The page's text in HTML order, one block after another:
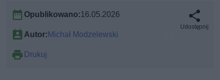
Opublikowano:16.05.2026
Autor:Michał Modzelewski
Drukuj
Udostępnij